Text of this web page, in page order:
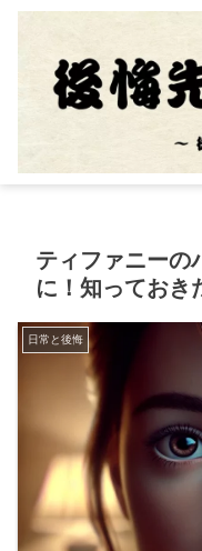
ティファニーの
に！知っておき
日常と後悔